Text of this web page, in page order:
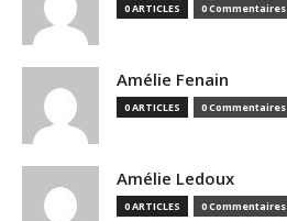
0 ARTICLES 0 Commentaires
Amélie Fenain
0 ARTICLES 0 Commentaires
Amélie Ledoux
0 ARTICLES 0 Commentaires